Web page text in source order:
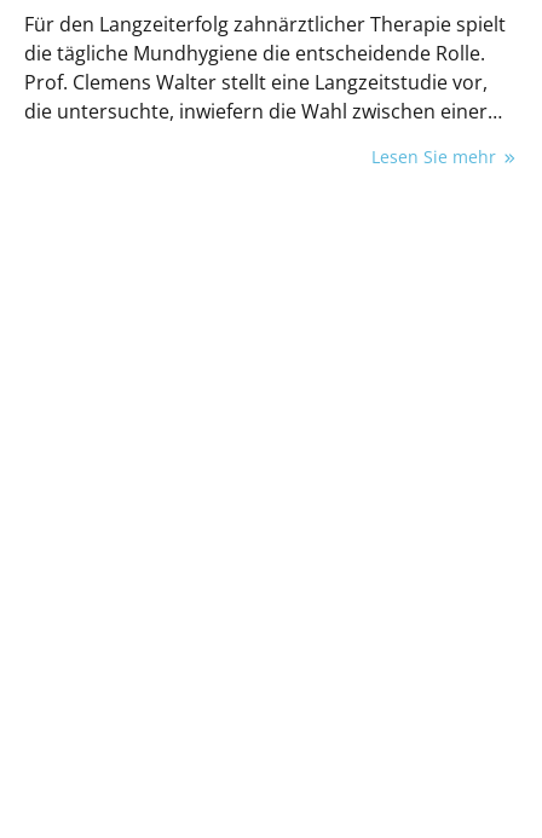
Für den Langzeiterfolg zahnärztlicher Therapie spielt
die tägliche Mundhygiene die entscheidende Rolle.
Prof. Clemens Walter stellt eine Langzeitstudie vor,
die untersuchte, inwiefern die Wahl zwischen einer
Lesen Sie mehr